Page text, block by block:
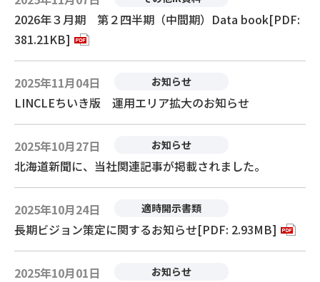
2026年３月期 第２四半期（中間期）Data book[PDF:
381.21KB]
2025年11月04日 お知らせ
LINCLEちいき版 運用エリア拡大のお知らせ
2025年10月27日 お知らせ
北海道新聞に、当社関連記事が掲載されました。
2025年10月24日 適時開示書類
長期ビジョン策定に関するお知らせ[PDF: 2.93MB]
2025年10月01日 お知らせ